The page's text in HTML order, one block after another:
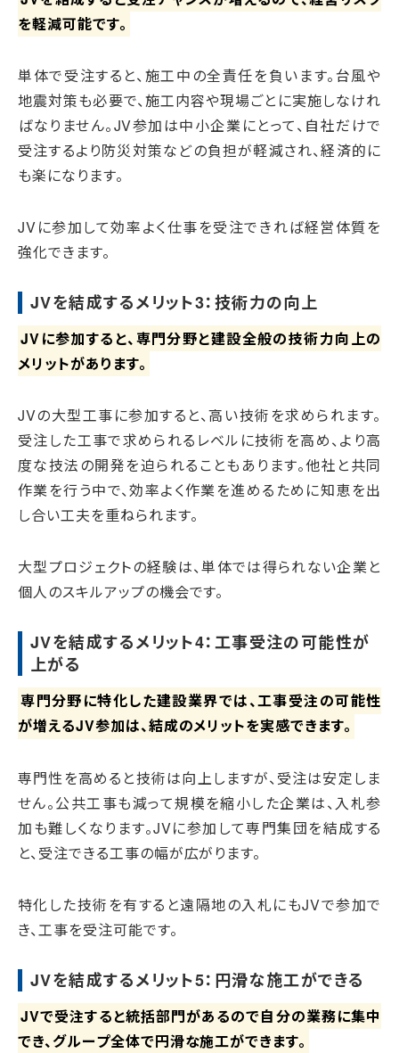
を軽減可能です。
単体で受注すると、施工中の全責任を負います。台風や
地震対策も必要で、施工内容や現場ごとに実施しなけれ
ばなりません。JV参加は中小企業にとって、自社だけで
受注するより防災対策などの負担が軽減され、経済的に
も楽になります。
JVに参加して効率よく仕事を受注できれば経営体質を
強化できます。
JVを結成するメリット3：技術力の向上
JVに参加すると、専門分野と建設全般の技術力向上の
メリットがあります。
JVの大型工事に参加すると、高い技術を求められます。
受注した工事で求められるレベルに技術を高め、より高
度な技法の開発を迫られることもあります。他社と共同
作業を行う中で、効率よく作業を進めるために知恵を出
し合い工夫を重ねられます。
大型プロジェクトの経験は、単体では得られない企業と
個人のスキルアップの機会です。
JVを結成するメリット4：工事受注の可能性が
上がる
専門分野に特化した建設業界では、工事受注の可能性
が増えるJV参加は、結成のメリットを実感できます。
専門性を高めると技術は向上しますが、受注は安定しま
せん。公共工事も減って規模を縮小した企業は、入札参
加も難しくなります。JVに参加して専門集団を結成する
と、受注できる工事の幅が広がります。
特化した技術を有すると遠隔地の入札にもJVで参加で
き、工事を受注可能です。
JVを結成するメリット5：円滑な施工ができる
JVで受注すると統括部門があるので自分の業務に集中
でき、グループ全体で円滑な施工ができます。